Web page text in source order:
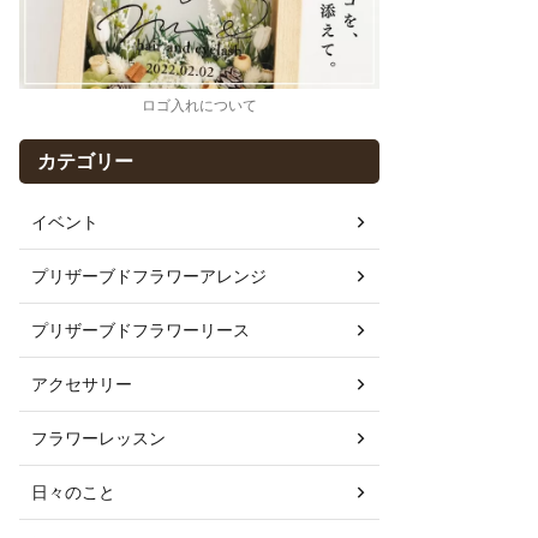
ロゴ入れについて
カテゴリー
イベント
プリザーブドフラワーアレンジ
プリザーブドフラワーリース
アクセサリー
フラワーレッスン
日々のこと